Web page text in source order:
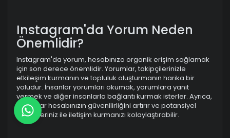
Instagram'da Yorum Neden
Önemlidir?
Instagram'da yorum, hesabınıza organik erişim sağlamak
için son derece önemlidir. Yorumlar, takipçilerinizle
etkileşim kurmanın ve topluluk oluşturmanın harika bir
yoludur. İnsanlar yorumları okumak, yorumlara yanıt
vermek ve diğer insanlarla bağlantı kurmak isterler. Ayrıca,
yorumlar hesabınızın güvenilirliğini artırır ve potansiyel
takipçileriniz ile iletişim kurmanızı kolaylaştırabilir.